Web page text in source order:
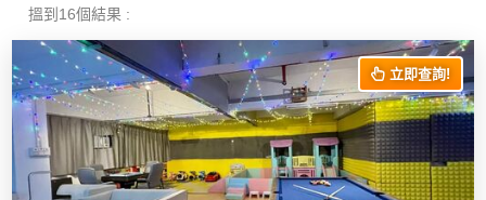
中
EN
登
入
註
搵到16個結果 :
立即查詢!